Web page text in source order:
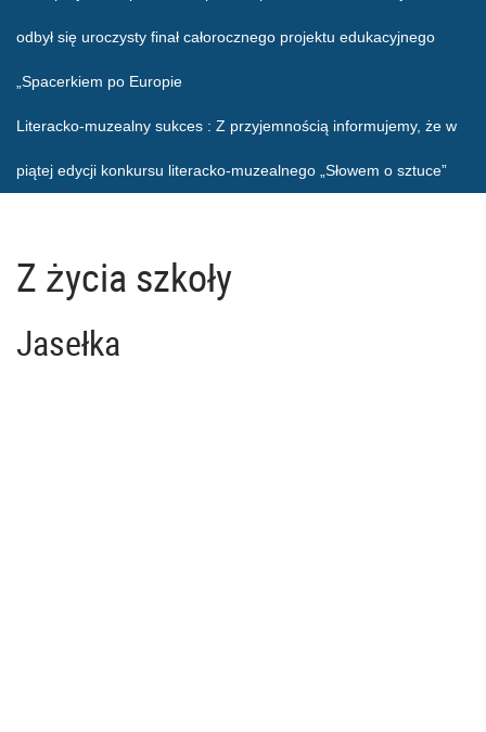
odbył się uroczysty finał całorocznego projektu edukacyjnego
„Spacerkiem po Europie
Literacko-muzealny sukces : Z przyjemnością informujemy, że w
piątej edycji konkursu literacko-muzealnego „Słowem o sztuce”
Z życia szkoły
Jasełka